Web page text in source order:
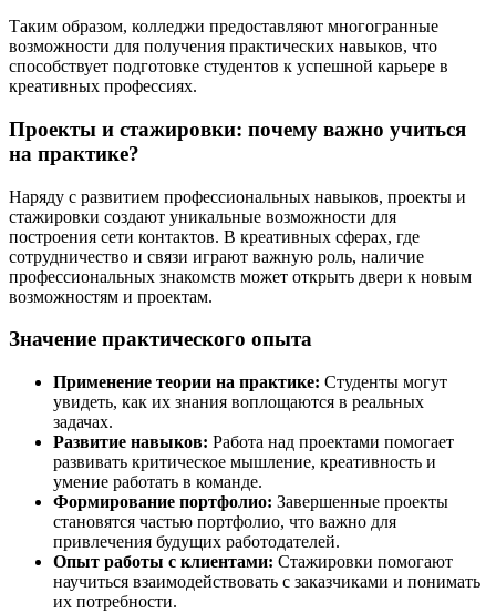
Таким образом, колледжи предоставляют многогранные
возможности для получения практических навыков, что
способствует подготовке студентов к успешной карьере в
креативных профессиях.
Проекты и стажировки: почему важно учиться
на практике?
Наряду с развитием профессиональных навыков, проекты и
стажировки создают уникальные возможности для
построения сети контактов. В креативных сферах, где
сотрудничество и связи играют важную роль, наличие
профессиональных знакомств может открыть двери к новым
возможностям и проектам.
Значение практического опыта
Применение теории на практике: Студенты могут
увидеть, как их знания воплощаются в реальных
задачах.
Развитие навыков: Работа над проектами помогает
развивать критическое мышление, креативность и
умение работать в команде.
Формирование портфолио: Завершенные проекты
становятся частью портфолио, что важно для
привлечения будущих работодателей.
Опыт работы с клиентами: Стажировки помогают
научиться взаимодействовать с заказчиками и понимать
их потребности.